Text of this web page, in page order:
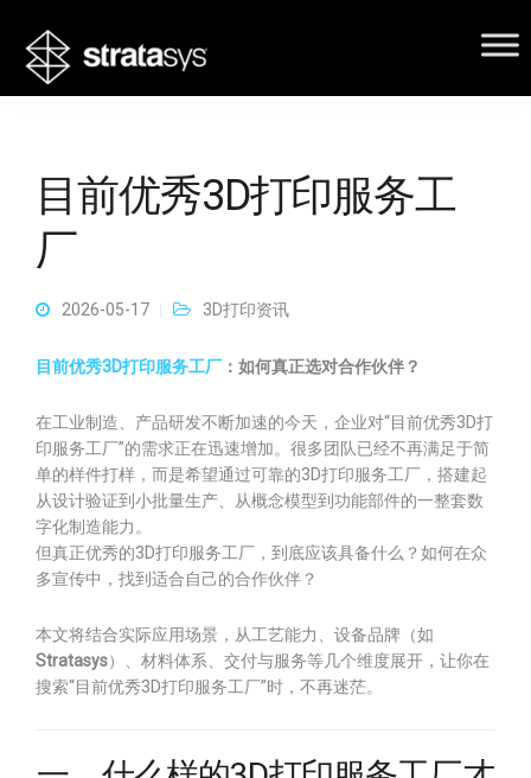
目前优秀3D打印服务工
厂
2026-05-17 3D打印资讯
目前优秀3D打印服务工厂 ：如何真正选对合作伙伴？
在工业制造、产品研发不断加速的今天，企业对“目前优秀3D打
印服务工厂”的需求正在迅速增加。很多团队已经不再满足于简
单的样件打样，而是希望通过可靠的3D打印服务工厂，搭建起
从设计验证到小批量生产、从概念模型到功能部件的一整套数
字化制造能力。
但真正优秀的3D打印服务工厂，到底应该具备什么？如何在众
多宣传中，找到适合自己的合作伙伴？
本文将结合实际应用场景，从工艺能力、设备品牌（如
Stratasys）、材料体系、交付与服务等几个维度展开，让你在
搜索“目前优秀3D打印服务工厂”时，不再迷茫。